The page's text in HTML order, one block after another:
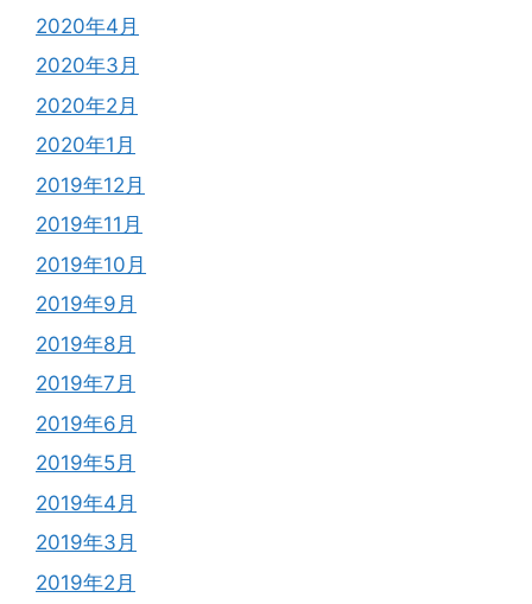
2020年4月
2020年3月
2020年2月
2020年1月
2019年12月
2019年11月
2019年10月
2019年9月
2019年8月
2019年7月
2019年6月
2019年5月
2019年4月
2019年3月
2019年2月